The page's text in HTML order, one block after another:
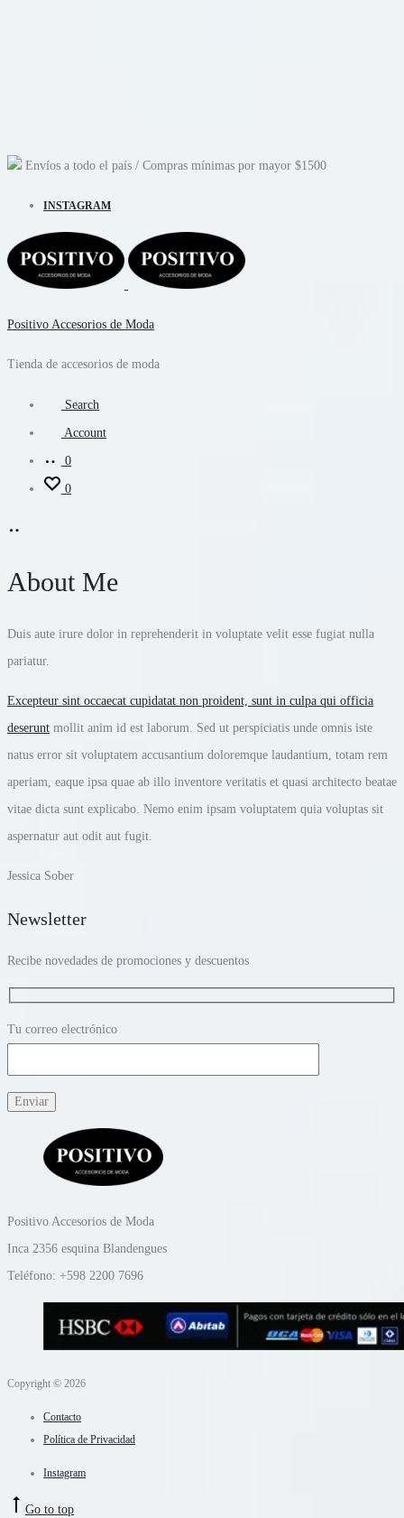
Envíos a todo el país / Compras mínimas por mayor $1500
INSTAGRAM
Positivo Accesorios de Moda
Tienda de accesorios de moda
Search
Account
0
0
About Me
Duis aute irure dolor in reprehenderit in voluptate velit esse fugiat nulla
pariatur.
Excepteur sint occaecat cupidatat non proident, sunt in culpa qui officia
deserunt mollit anim id est laborum. Sed ut perspiciatis unde omnis iste
natus error sit voluptatem accusantium doloremque laudantium, totam rem
aperiam, eaque ipsa quae ab illo inventore veritatis et quasi architecto beatae
vitae dicta sunt explicabo. Nemo enim ipsam voluptatem quia voluptas sit
aspernatur aut odit aut fugit.
Jessica Sober
Newsletter
Recibe novedades de promociones y descuentos
Tu correo electrónico
Positivo Accesorios de Moda
Inca 2356 esquina Blandengues
Teléfono: +598 2200 7696
Copyright © 2026
Contacto
Política de Privacidad
Instagram
Go to top